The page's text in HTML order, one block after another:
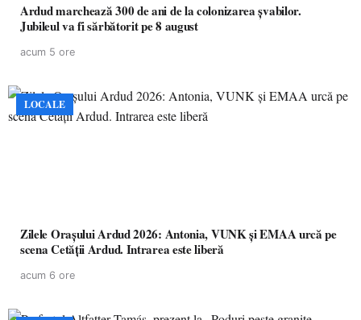
Ardud marchează 300 de ani de la colonizarea șvabilor.
Jubileul va fi sărbătorit pe 8 august
acum 5 ore
LOCALE
Zilele Orașului Ardud 2026: Antonia, VUNK și EMAA urcă pe
scena Cetății Ardud. Intrarea este liberă
acum 6 ore